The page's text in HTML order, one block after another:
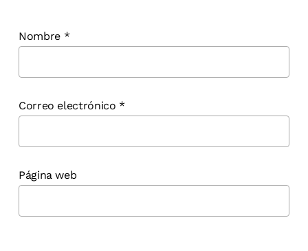
Nombre *
Correo electrónico *
Página web